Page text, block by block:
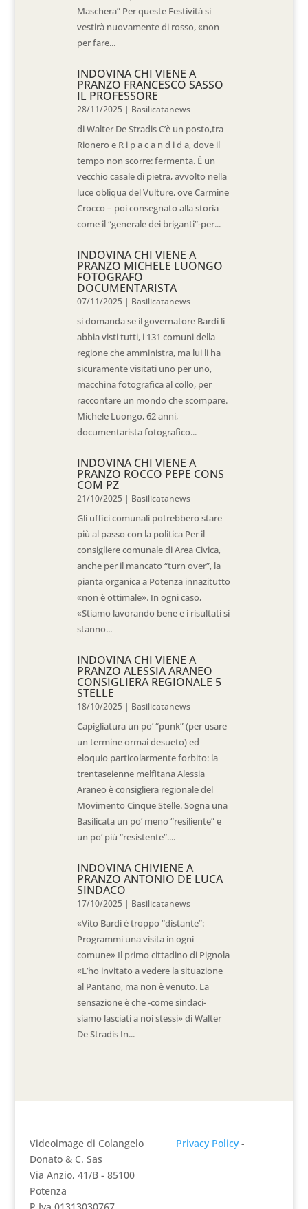
Maschera” Per queste Festività si
vestirà nuovamente di rosso, «non
per fare...
INDOVINA CHI VIENE A
PRANZO FRANCESCO SASSO
IL PROFESSORE
28/11/2025 | Basilicatanews
di Walter De Stradis C’è un posto,tra
Rionero e R i p a c a n d i d a, dove il
tempo non scorre: fermenta. È un
vecchio casale di pietra, avvolto nella
luce obliqua del Vulture, ove Carmine
Crocco – poi consegnato alla storia
come il “generale dei briganti”-per...
INDOVINA CHI VIENE A
PRANZO MICHELE LUONGO
FOTOGRAFO
DOCUMENTARISTA
07/11/2025 | Basilicatanews
si domanda se il governatore Bardi li
abbia visti tutti, i 131 comuni della
regione che amministra, ma lui li ha
sicuramente visitati uno per uno,
macchina fotografica al collo, per
raccontare un mondo che scompare.
Michele Luongo, 62 anni,
documentarista fotografico...
INDOVINA CHI VIENE A
PRANZO ROCCO PEPE CONS
COM PZ
21/10/2025 | Basilicatanews
Gli uffici comunali potrebbero stare
più al passo con la politica Per il
consigliere comunale di Area Civica,
anche per il mancato “turn over”, la
pianta organica a Potenza innazitutto
«non è ottimale». In ogni caso,
«Stiamo lavorando bene e i risultati si
stanno...
INDOVINA CHI VIENE A
PRANZO ALESSIA ARANEO
CONSIGLIERA REGIONALE 5
STELLE
18/10/2025 | Basilicatanews
Capigliatura un po’ “punk” (per usare
un termine ormai desueto) ed
eloquio particolarmente forbito: la
trentaseienne melfitana Alessia
Araneo è consigliera regionale del
Movimento Cinque Stelle. Sogna una
Basilicata un po’ meno “resiliente” e
un po’ più “resistente”....
INDOVINA CHIVIENE A
PRANZO ANTONIO DE LUCA
SINDACO
17/10/2025 | Basilicatanews
«Vito Bardi è troppo “distante”:
Programmi una visita in ogni
comune» Il primo cittadino di Pignola
«L’ho invitato a vedere la situazione
al Pantano, ma non è venuto. La
sensazione è che -come sindaci-
siamo lasciati a noi stessi» di Walter
De Stradis In...
Videoimage di Colangelo
Donato & C. Sas
Via Anzio, 41/B - 85100
Potenza
Privacy Policy -